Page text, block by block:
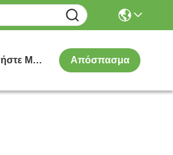
Επικοινωνήστε Μαζί Μας Απόσπασμα